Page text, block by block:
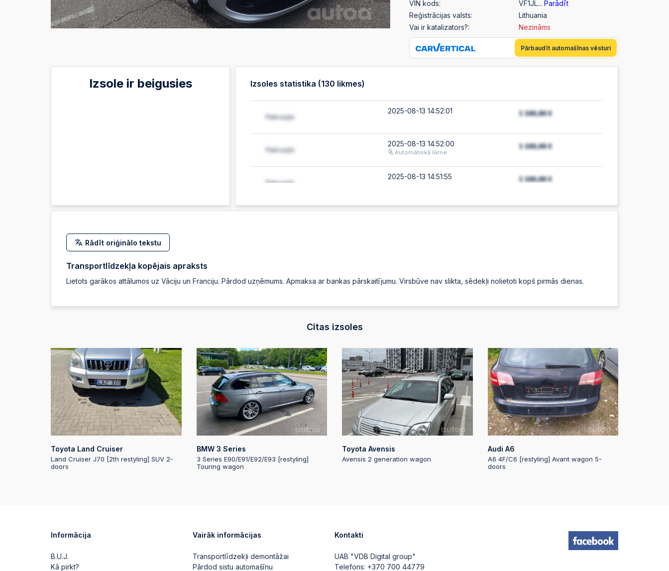
VIN kods:
VF1JL... Parādīt
Reģistrācijas valsts:
Lithuania
Vai ir katalizators?:
Nezināms
Pārbaudīt automašīnas vēsturi
Izsole ir beigusies Izsoles statistika (130 likmes)
2025-08-13 14:52:01
2025-08-13 14:52:00
Automātiskā likme
2025-08-13 14:51:55
2025-08-13 14:51:53
Automātiskā likme
2025-08-13 14:51:47
Automātiskā likme
2025-08-13 14:51:46
2025-08-13 14:51:45
Automātiskā likme
Rādīt oriģinālo tekstu
Transportlīdzekļa kopējais apraksts
Lietots garākos attālumos uz Vāciju un Franciju. Pārdod uzņēmums. Apmaksa ar bankas pārskaitījumu. Virsbūve nav slikta, sēdekļi nolietoti kopš pirmās dienas.
Citas izsoles
Toyota Land Cruiser
Land Cruiser J70 [2th restyling] SUV 2-
doors
BMW 3 Series
3 Series E90/E91/E92/E93 [restyling]
Touring wagon
Toyota Avensis
Avensis 2 generation wagon
Audi A6
A6 4F/C6 [restyling] Avant wagon 5-
doors
Informācija
B.U.J.
Kā pirkt?
Vairāk informācijas
Transportlīdzekļi demontāžai
Pārdod sistu automašīnu
Kontakti
UAB "VDB Digital group"
Telefons: +370 700 44779